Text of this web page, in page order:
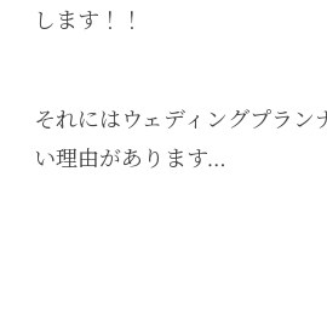
します！！
それにはウェディングプラン
い理由があります…